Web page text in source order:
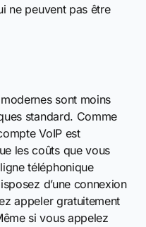
ne peuvent pas être
sont moins
standard. Comme
VoIP est
les coûts que vous
téléphonique
d’une connexion
appeler gratuitement
si vous appelez